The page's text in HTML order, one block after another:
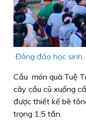
Đông đảo học sinh,
Cầu món quà Tuệ
cây cầu cũ xuống
được thiết kế bê
trọng 1,5 tấn.